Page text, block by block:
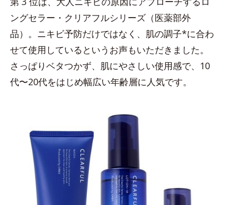
ングセラー・クリアフルシリーズ（医薬部外
品）。ニキビ予防だけではなく、肌の調子*に合わ
せて使用しているというお声もいただきました。
さっぱりベタつかず、肌にやさしい使用感で、10
代〜20代をはじめ幅広い年齢層に人気です。